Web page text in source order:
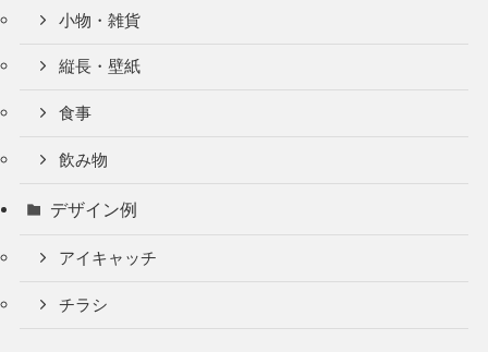
小物・雑貨
縦長・壁紙
食事
飲み物
デザイン例
アイキャッチ
チラシ